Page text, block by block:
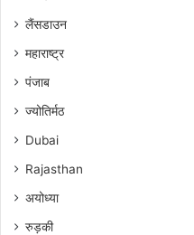
लैंसडाउन
महाराष्ट्र
पंजाब
ज्योतिर्मठ
Dubai
Rajasthan
अयोध्या
रुड़की